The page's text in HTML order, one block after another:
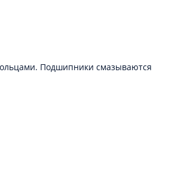
Подшипники смазываются